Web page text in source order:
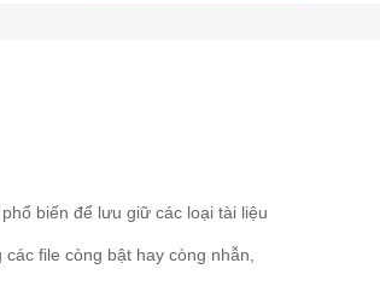
biến để lưu giữ các loại tài liệu
file còng bật hay còng nhẫn,